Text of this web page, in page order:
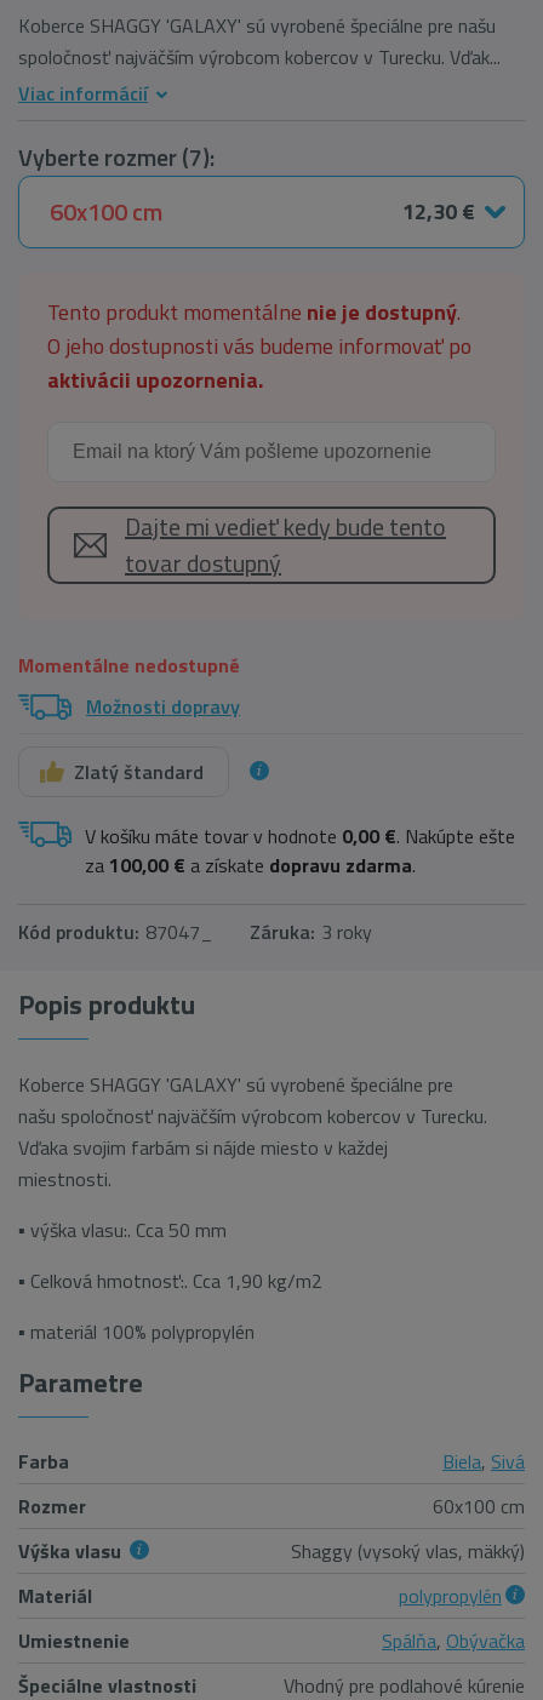
Koberce SHAGGY 'GALAXY' sú vyrobené špeciálne pre našu
spoločnosť najväčším výrobcom kobercov v Turecku. Vďak...
Viac informácií
Vyberte rozmer (7):
60x100 cm
12,30 €
Tento produkt momentálne nie je dostupný.
O jeho dostupnosti vás budeme informovať po
aktivácii upozornenia.
Dajte mi vedieť kedy bude tento
tovar dostupný
Momentálne nedostupné
Možnosti dopravy
Zlatý štandard
V košíku máte tovar v hodnote 0,00 €. Nakúpte ešte
za 100,00 € a získate dopravu zdarma.
Kód produktu: 87047_ Záruka: 3 roky
Popis produktu
Koberce SHAGGY 'GALAXY' sú vyrobené špeciálne pre
našu spoločnosť najväčším výrobcom kobercov v Turecku.
Vďaka svojim farbám si nájde miesto v každej
miestnosti.
▪ výška vlasu:. Cca 50 mm
▪ Celková hmotnosť:. Cca 1,90 kg/m2
▪ materiál 100% polypropylén
Parametre
Farba Biela, Sivá
Rozmer
60x100 cm
Výška vlasu
Shaggy (vysoký vlas, mäkký)
Materiál
polypropylén
Umiestnenie
Spálňa, Obývačka
Špeciálne vlastnosti
Vhodný pre podlahové kúrenie